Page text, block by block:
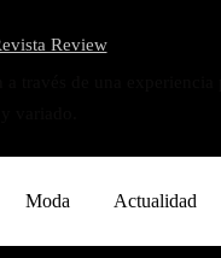
Moda Actualidad